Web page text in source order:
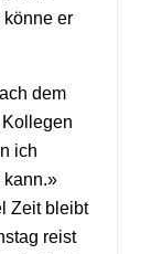
er
dem
ich
kann.»
Zeit bleibt
reist